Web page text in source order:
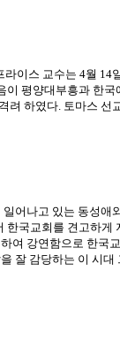
이스 교수는 4월
평양대부흥과 한
하였다. 토마스 선
어나고 있는 동성
국교회를 견고하
여 강연함으로 한국
잘 감당하는 이 시대